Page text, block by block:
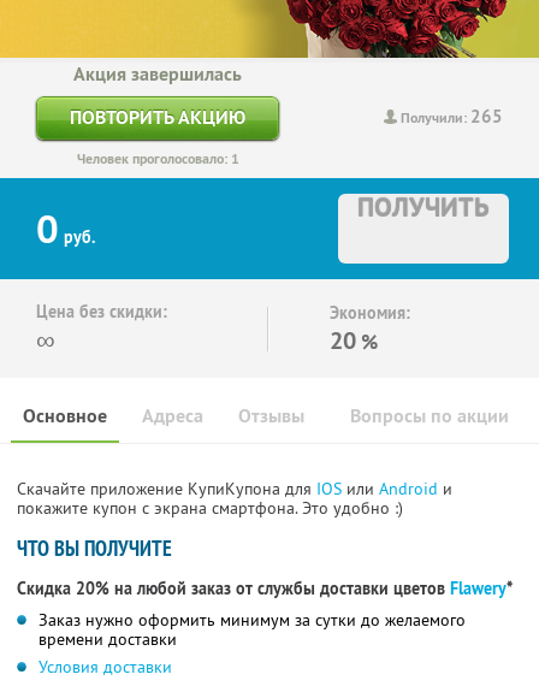
Получили: 265
Акция завершилась
ПОВТОРИТЬ АКЦИЮ
Человек проголосовало: 1
0 руб.
ПОЛУЧИТЬ
Цена без скидки:
∞
Экономия:
20 %
Основное Отзывы Вопросы по акции
Адреса
Скачайте приложение КупиКупона для IOS или Android и
покажите купон с экрана смартфона. Это удобно :)
ЧТО ВЫ ПОЛУЧИТЕ
Скидка 20% на любой заказ от службы доставки цветов Flawery*
Заказ нужно оформить минимум за сутки до желаемого
времени доставки
Условия доставки